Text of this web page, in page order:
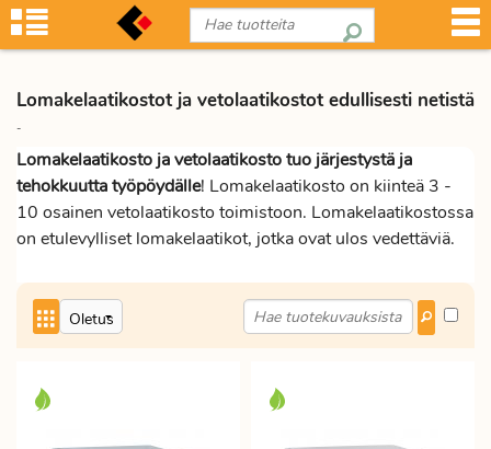
Lomakelaatikostot ja vetolaatikostot edullisesti netistä
-
Lomakelaatikosto ja vetolaatikosto tuo järjestystä ja
tehokkuutta työpöydälle! Lomakelaatikosto on kiinteä 3 -
10 osainen vetolaatikosto toimistoon. Lomakelaatikostossa
on etulevylliset lomakelaatikot, jotka ovat ulos vedettäviä.
mallivalikoimaa on laajennettu. Lomakelaatikosto on
tilaa verkkokaupasta.